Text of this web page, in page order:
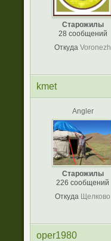
Старожилы
28 сообщений
Откуда Voronezh
kmet
Angler
Старожилы
226 сообщений
Откуда Щелково
oper1980